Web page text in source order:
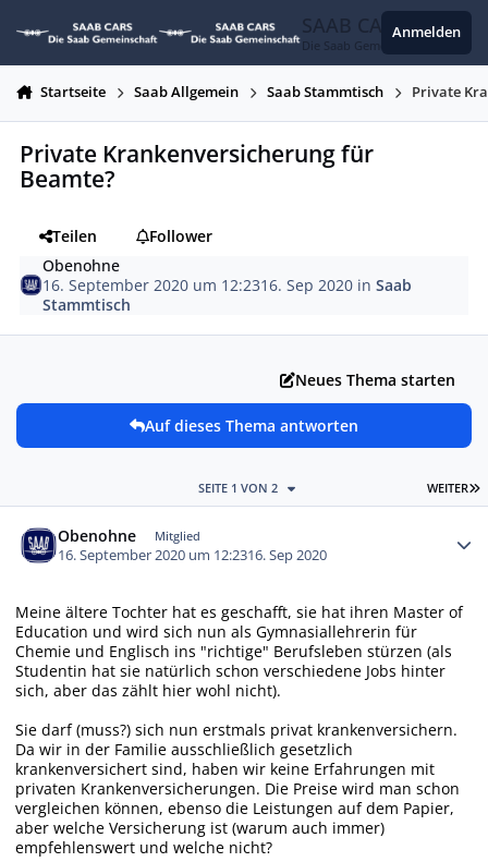
SAAB CARS
Die Saab Gemeinschaft
Anmelden
Startseite Saab Allgemein Saab Stammtisch Private
Private Krankenversicherung für
Beamte?
Teilen
Follower
Obenohne
16. September 2020 um 12:2316. Sep 2020 inSaab
Stammtisch
Neues Thema starten
Auf dieses Thema antworten
WEITER
SEITE 1 VON 2
Obenohne Mitglied
16. September 2020 um 12:2316. Sep 2020
Meine ältere Tochter hat es geschafft, sie hat ihren Master of
Education und wird sich nun als Gymnasiallehrerin für
Chemie und Englisch ins "richtige" Berufsleben stürzen (als
Studentin hat sie natürlich schon verschiedene Jobs hinter
sich, aber das zählt hier wohl nicht).
Sie darf (muss?) sich nun erstmals privat krankenversichern.
Da wir in der Familie ausschließlich gesetzlich
krankenversichert sind, haben wir keine Erfahrungen mit
privaten Krankenversicherungen. Die Preise wird man schon
vergleichen können, ebenso die Leistungen auf dem Papier,
aber welche Versicherung ist (warum auch immer)
empfehlenswert und welche nicht?